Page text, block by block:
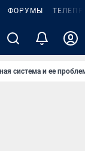
ФОРУМЫ
система и ее